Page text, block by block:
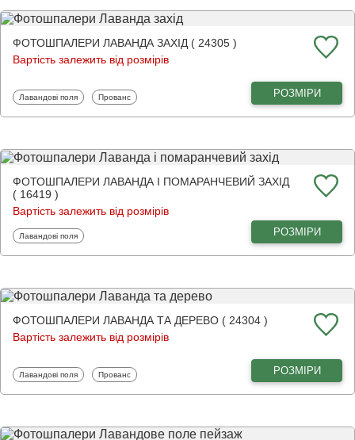
ФОТОШПАЛЕРИ ЛАВАНДА ЗАХІД ( 24305 )
Вартість залежить від розмірів
Фотошпалери
Лавандові поля Фотошпалери
Прованс РОЗМІРИ
ФОТОШПАЛЕРИ ЛАВАНДА І ПОМАРАНЧЕВИЙ ЗАХІД
( 16419 )
Вартість залежить від розмірів
Фотошпалери
Лавандові поля РОЗМІРИ
ФОТОШПАЛЕРИ ЛАВАНДА ТА ДЕРЕВО ( 24304 )
Вартість залежить від розмірів
Фотошпалери
Лавандові поля Фотошпалери
Прованс РОЗМІРИ